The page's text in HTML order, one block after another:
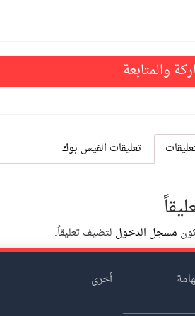
والمتابعة
تعليقات الفيس بوك
مسجل الدخول لتضيف تعليقاً.
أخرى